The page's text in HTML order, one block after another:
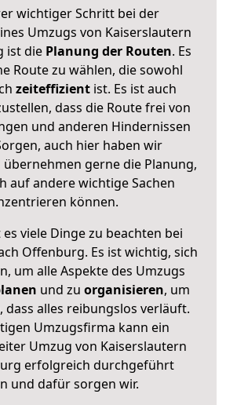
wichtiger Schritt bei der
Umzugs von Kaiserslautern
ist die Planung der Routen. Es
Route zu wählen, die sowohl
zeiteffizientist. Es ist auch
dass die Route frei von
und anderen Hindernissen
auch hier haben wir
übernehmen gerne die Planung,
auf andere wichtige Sachen
können.
viele Dinge zu beachten bei
Offenburg. Es ist wichtig, sich
um alle Aspekte des Umzugs
und zu organisieren, um
dass alles reibungslos verläuft.
Umzugsfirma kann ein
Umzug von Kaiserslautern
erfolgreich durchgeführt
und dafür sorgen wir.